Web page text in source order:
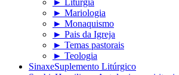
► Liturgia
► Mariologia
► Monaquismo
► Pais da Igreja
► Temas pastorais
► Teologia
SinaxeSuplemento Litúrgico